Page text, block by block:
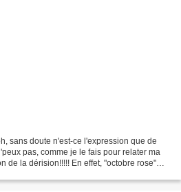
sans doute n'est-ce l'expression que de
pas, comme je le fais pour relater ma
de la dérision!!!!! En effet, "octobre rose"